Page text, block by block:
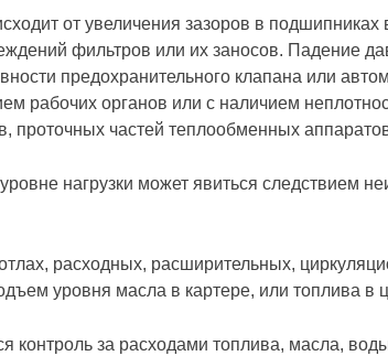
от увеличения зазоров в
фильтров или их заносов. Падение
предохранительного клапана или
рабочих органов или с наличием
проточных частей теплообменных
нагрузки может явиться следствием
расходных, расширительных,
уровня масла в картере, или топлива в
за расходами топлива, масла,